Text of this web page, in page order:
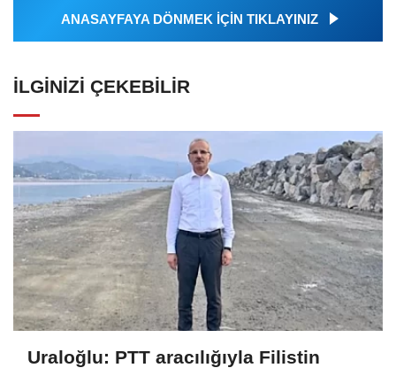
ANASAYFAYA DÖNMEK İÇİN TIKLAYINIZ
İLGINIZI ÇEKEBILIR
Uraloğlu: PTT aracılığıyla Filistin